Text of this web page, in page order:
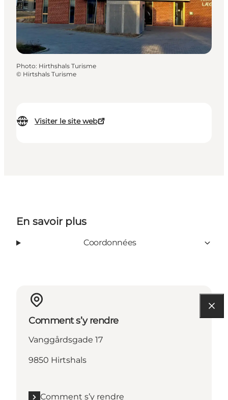
Visiter le site web
Photo: Hirthshals Turisme
© Hirtshals Turisme
En savoir plus
Coordonnées
Comment s’y rendre
Vanggårdsgade 17
9850 Hirtshals
Comment s’y rendre